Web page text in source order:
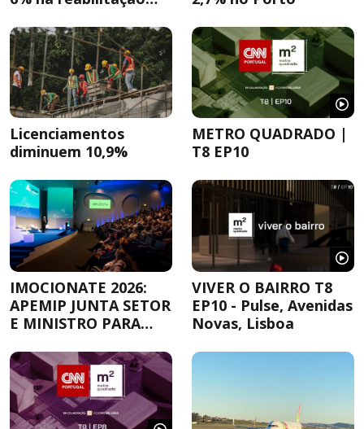
Licenciamentos
diminuem 10,9%
METRO QUADRADO |
T8 EP10
IMOCIONATE 2026:
APEMIP JUNTA SETOR
E MINISTRO PARA
HABITAÇÃO
VIVER O BAIRRO T8
EP10 - Pulse, Avenidas
Novas, Lisboa